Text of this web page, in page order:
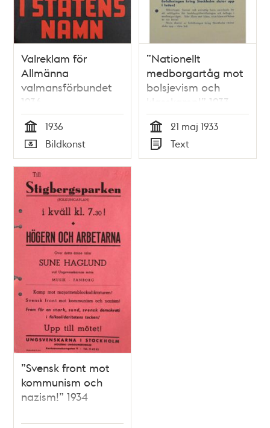
Valreklam för
Allmänna
valmansförbundet
1936
Tid
1936
Typ
Bildkonst
”Nationellt
medborgartåg mot
bolsjevism och
klasskamp!” 1933
Tid
21 maj 1933
Typ
Text
”Svensk front mot
kommunism och
nazism!” 1934